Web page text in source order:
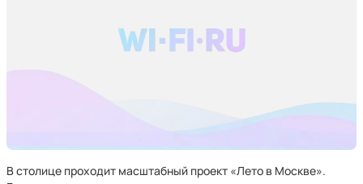
В столице проходит масштабный проект «Лето в Москве».